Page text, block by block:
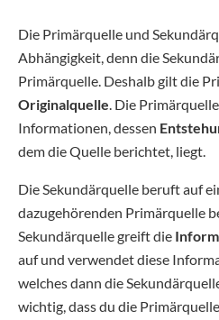
Die Primärquelle und
Abhängigkeit, denn die
Primärquelle. Deshalb gilt die
Originalquelle. Die
Informationen, dessen
dem die Quelle berichtet, liegt.
Die Sekundärquelle beruft auf
dazugehörenden Primärquelle
Sekundärquelle greift die
auf und verwendet diese
welches dann die
wichtig, dass du die